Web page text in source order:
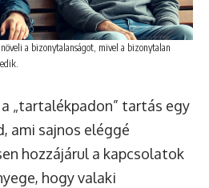
a bizonytalanságot, mivel a bizonytalan
a „tartalékpadon” tartás egy
ami sajnos eléggé
hozzájárul a kapcsolatok
hogy valaki